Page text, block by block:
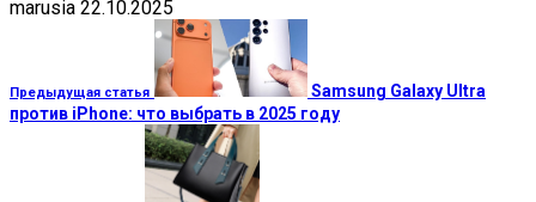
marusia 22.10.2025
Предыдущая статья
Samsung Galaxy Ultra
против iPhone: что выбрать в 2025 году